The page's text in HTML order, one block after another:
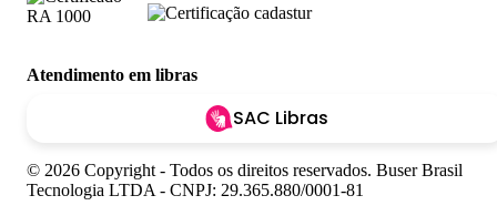
Atendimento em libras
SAC Libras
© 2026 Copyright - Todos os direitos reservados. Buser Brasil
Tecnologia LTDA - CNPJ: 29.365.880/0001-81